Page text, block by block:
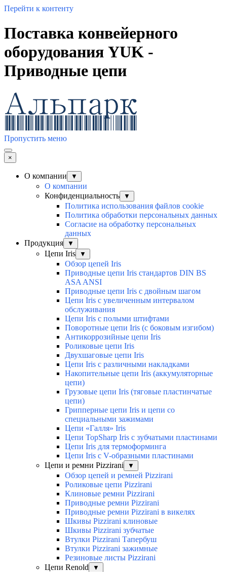
Перейти к контенту
Поставка конвейерного
оборудования YUK -
Приводные цепи
Пропустить меню
×
О компании ▼
О компании
Конфиденциальность
▼
Политика использования файлов cookie
Политика обработки персональных данных
Согласие на обработку персональных
данных
Продукция
▼
Цепи Iris ▼
Обзор цепей Iris
Приводные цепи Iris стандартов DIN BS
ASA ANSI
Приводные цепи Iris с двойным шагом
Цепи Iris с увеличенным интервалом
обслуживания
Цепи Iris с полыми штифтами
Поворотные цепи Iris (с боковым изгибом)
Антикоррозийные цепи Iris
Роликовые цепи Iris
Двухшаговые цепи Iris
Цепи Iris с различными накладками
Накопительные цепи Iris (аккумуляторные
цепи)
Грузовые цепи Iris (тяговые пластинчатые
цепи)
Грипперные цепи Iris и цепи со
специальными зажимами
Цепи «Галля» Iris
Цепи TopSharp Iris с зубчатыми пластинами
Цепи Iris для термоформинга
Цепи Iris с V-образными пластинами
Цепи и ремни Pizzirani
▼
Обзор цепей и ремней Pizzirani
Роликовые цепи Pizzirani
Клиновые ремни Pizzirani
Приводные ремни Pizzirani
Приводные ремни Pizzirani в викелях
Шкивы Pizzirani клиновые
Шкивы Pizzirani зубчатые
Втулки Pizzirani Тапербуш
Втулки Pizzirani зажимные
Резиновые листы Pizzirani
Цепи Renold
▼